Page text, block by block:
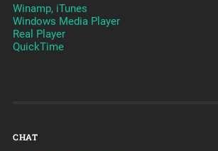
Winamp, iTunes
Windows Media Player
Real Player
QuickTime
CHAT